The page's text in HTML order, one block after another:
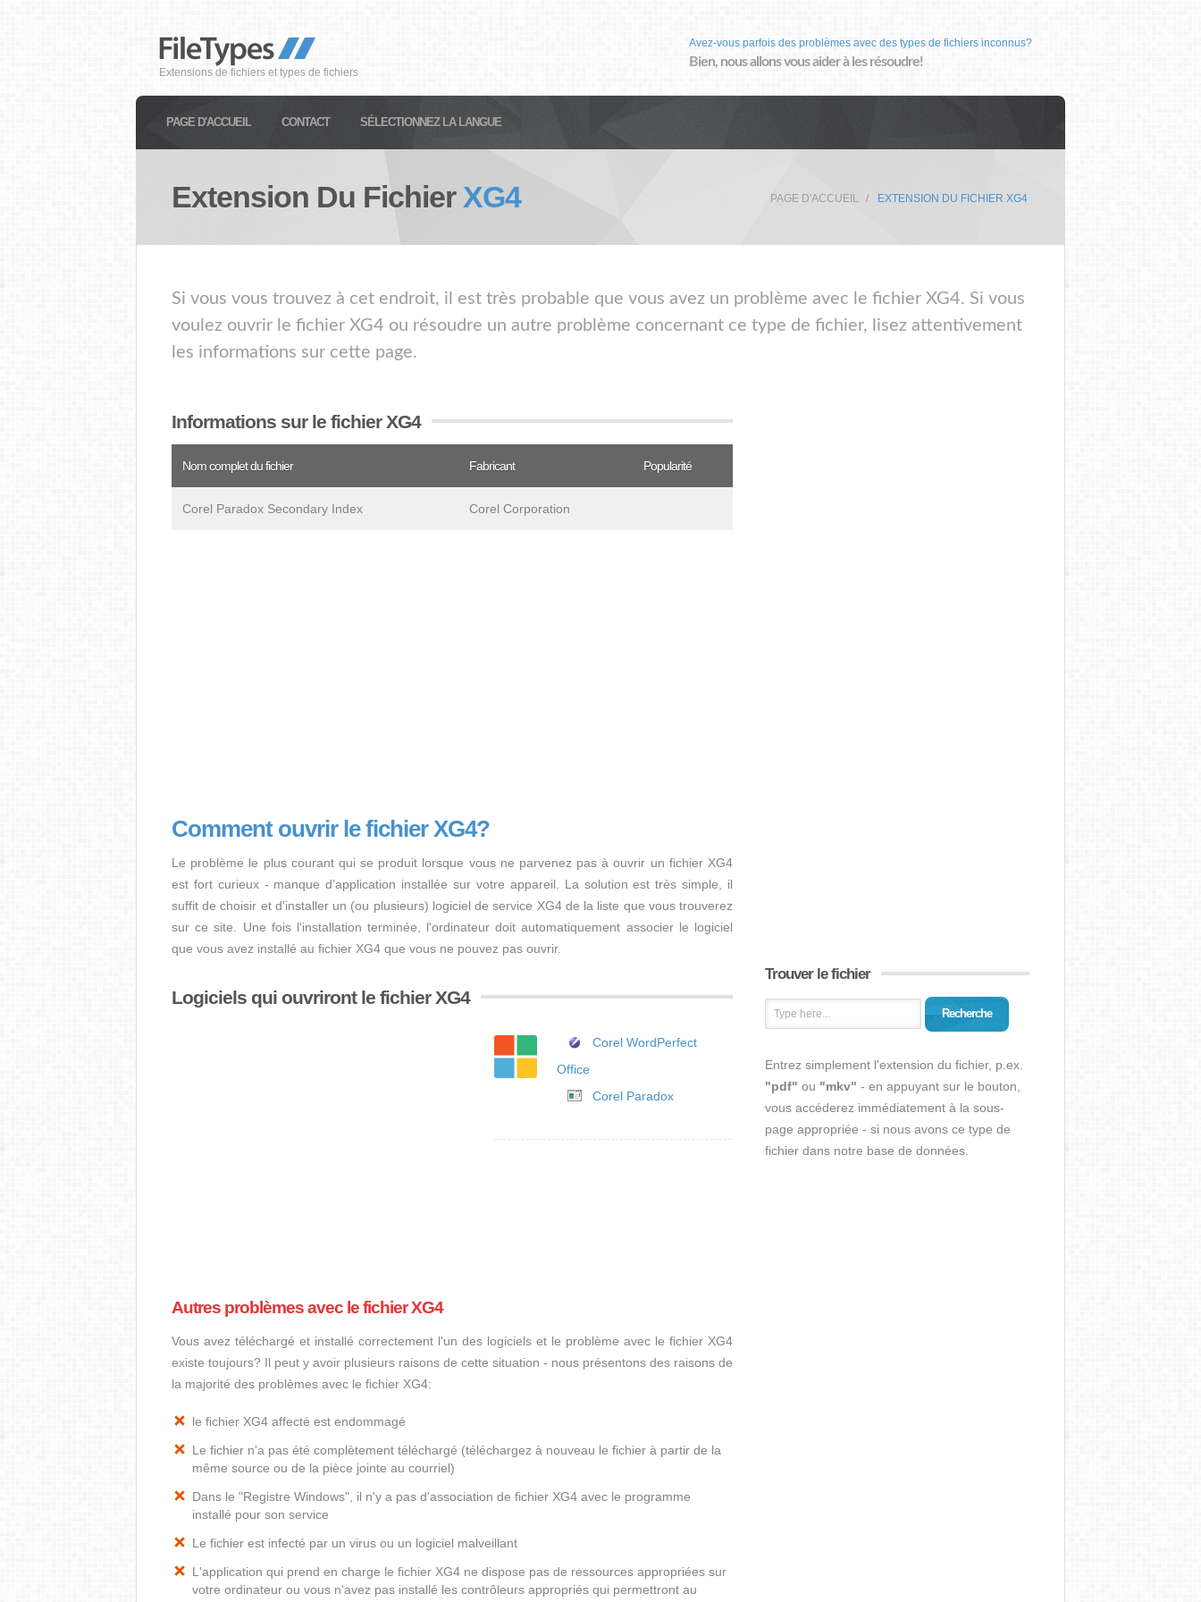
Extensions de fichiers et types de fichiers
Avez-vous parfois des problèmes avec des types de fichiers inconnus?
Bien, nous allons vous aider à les résoudre!
PAGE D'ACCUEIL CONTACT SÉLECTIONNEZ LA LANGUE
Extension Du Fichier XG4 PAGE D'ACCUEIL EXTENSION DU FICHIER XG4
Si vous vous trouvez à cet endroit, il est très probable que vous avez un problème avec le fichier XG4. Si vous
voulez ouvrir le fichier XG4 ou résoudre un autre problème concernant ce type de fichier, lisez attentivement
les informations sur cette page.
Informations sur le fichier XG4
Nom complet du fichier Fabricant Popularité
Corel Paradox Secondary Index Corel Corporation
Comment ouvrir le fichier XG4?
Le problème le plus courant qui se produit lorsque vous ne parvenez pas à ouvrir un fichier XG4
est fort curieux - manque d’application installée sur votre appareil. La solution est très simple, il
suffit de choisir et d'installer un (ou plusieurs) logiciel de service XG4 de la liste que vous trouverez
sur ce site. Une fois l'installation terminée, l'ordinateur doit automatiquement associer le logiciel
que vous avez installé au fichier XG4 que vous ne pouvez pas ouvrir.
Logiciels qui ouvriront le fichier XG4
Corel WordPerfect
Office
Corel Paradox
Autres problèmes avec le fichier XG4
Vous avez téléchargé et installé correctement l'un des logiciels et le problème avec le fichier XG4
existe toujours? Il peut y avoir plusieurs raisons de cette situation - nous présentons des raisons de
la majorité des problèmes avec le fichier XG4:
le fichier XG4 affecté est endommagé
Le fichier n'a pas été complètement téléchargé (téléchargez à nouveau le fichier à partir de la
même source ou de la pièce jointe au courriel)
Dans le "Registre Windows", il n'y a pas d'association de fichier XG4 avec le programme
installé pour son service
Le fichier est infecté par un virus ou un logiciel malveillant
L'application qui prend en charge le fichier XG4 ne dispose pas de ressources appropriées sur
votre ordinateur ou vous n'avez pas installé les contrôleurs appropriés qui permettront au
Trouver le fichier
Recherche
Entrez simplement l'extension du fichier, p.ex.
"pdf" ou "mkv" - en appuyant sur le bouton,
vous accéderez immédiatement à la sous-
page appropriée - si nous avons ce type de
fichier dans notre base de données.